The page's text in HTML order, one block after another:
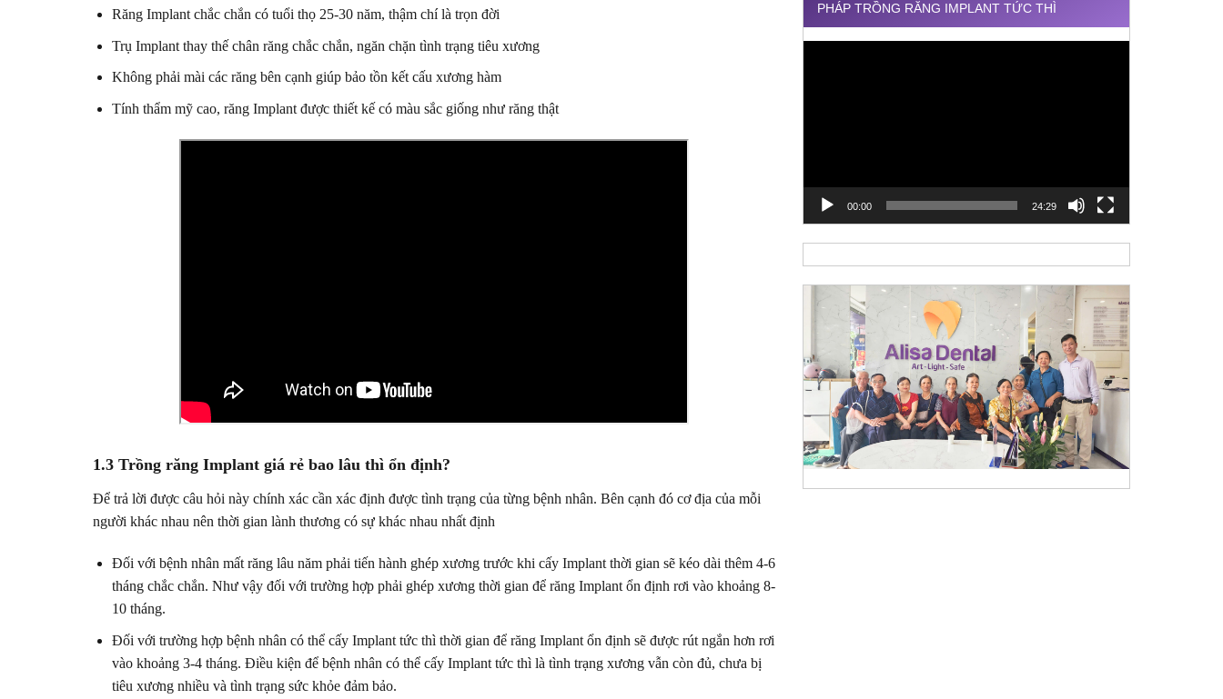
Răng Implant chắc chắn có tuổi thọ 25-30 năm, thậm chí là trọn đời
Trụ Implant thay thế chân răng chắc chắn, ngăn chặn tình trạng tiêu xương
Không phải mài các răng bên cạnh giúp bảo tồn kết cấu xương hàm
Tính thẩm mỹ cao, răng Implant được thiết kế có màu sắc giống như răng thật
1.3 Trồng răng Implant giá rẻ bao lâu thì ổn định?
Để trả lời được câu hỏi này chính xác cần xác định được tình trạng của từng bệnh nhân. Bên cạnh đó cơ địa của mỗi
người khác nhau nên thời gian lành thương có sự khác nhau nhất định
Đối với bệnh nhân mất răng lâu năm phải tiến hành ghép xương trước khi cấy Implant thời gian sẽ kéo dài thêm 4-6
tháng chắc chắn. Như vậy đối với trường hợp phải ghép xương thời gian để răng Implant ổn định rơi vào khoảng 8-
10 tháng.
Đối với trường hợp bệnh nhân có thể cấy Implant tức thì thời gian để răng Implant ổn định sẽ được rút ngắn hơn rơi
vào khoảng 3-4 tháng. Điều kiện để bệnh nhân có thể cấy Implant tức thì là tình trạng xương vẫn còn đủ, chưa bị
tiêu xương nhiều và tình trạng sức khỏe đảm bảo.
PHÁP TRỒNG RĂNG IMPLANT TỨC THÌ
00:00 24:29